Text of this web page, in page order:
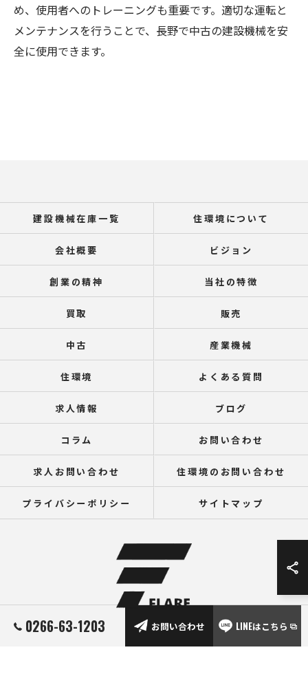
め、使用者へのトレーニングも重要です。適切な運転と
メンテナンスを行うことで、長野で中古の建設機械を安
全に使用できます。
0266-63-1203 お問い合わせ LINEはこちら
建設機械在庫一覧 住環境について
会社概要 ビジョン
創業の精神 当社の特徴
買取 販売
中古 産業機械
住環境 よくある質問
求人情報 ブログ
コラム お問い合わせ
求人お問い合わせ 住環境のお問い合わせ
プライバシーポリシー サイトマップ
© 2026 長野の建設機械なら株式会社フレア ALL RIGHTS RESERVED.